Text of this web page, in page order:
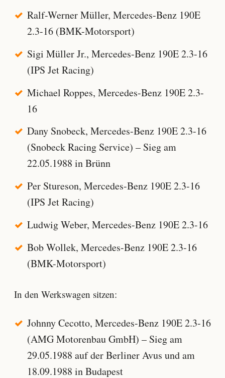
Ralf-Werner Müller, Mercedes-Benz 190E
2.3-16 (BMK-Motorsport)
Sigi Müller Jr., Mercedes-Benz 190E 2.3-16
(IPS Jet Racing)
Michael Roppes, Mercedes-Benz 190E 2.3-
16
Dany Snobeck, Mercedes-Benz 190E 2.3-16
(Snobeck Racing Service) – Sieg am
22.05.1988 in Brünn
Per Stureson, Mercedes-Benz 190E 2.3-16
(IPS Jet Racing)
Ludwig Weber, Mercedes-Benz 190E 2.3-16
Bob Wollek, Mercedes-Benz 190E 2.3-16
(BMK-Motorsport)
In den Werkswagen sitzen:
Johnny Cecotto, Mercedes-Benz 190E 2.3-16
(AMG Motorenbau GmbH) – Sieg am
29.05.1988 auf der Berliner Avus und am
18.09.1988 in Budapest